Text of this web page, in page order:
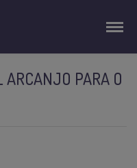
ARCANJO PARA O